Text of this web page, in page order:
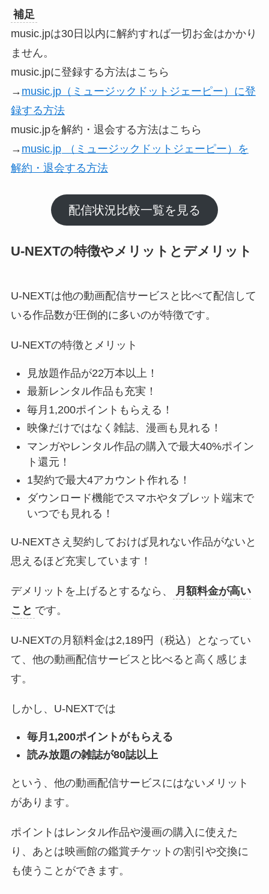
補足
music.jpは30日以内に解約すれば一切お金はかかり
ません。
music.jpに登録する方法はこちら
→ music.jp（ミュージックドットジェーピー）に登
録する方法
music.jpを解約・退会する方法はこちら
→ music.jp （ミュージックドットジェーピー）を
解約・退会する方法
配信状況比較一覧を見る
U-NEXTの特徴やメリットとデメリット
U-NEXTは他の動画配信サービスと比べて配信して
いる作品数が圧倒的に多いのが特徴です。
U-NEXTの特徴とメリット
見放題作品が22万本以上！
最新レンタル作品も充実！
毎月1,200ポイントもらえる！
映像だけではなく雑誌、漫画も見れる！
マンガやレンタル作品の購入で最大40%ポイン
ト還元！
1契約で最大4アカウント作れる！
ダウンロード機能でスマホやタブレット端末で
いつでも見れる！
U-NEXTさえ契約しておけば見れない作品がないと
思えるほど充実しています！
デメリットを上げるとするなら、
月額料金が高い
こと です。
U-NEXTの月額料金は2,189円（税込）となってい
て、他の動画配信サービスと比べると高く感じま
す。
しかし、U-NEXTでは
毎月1,200ポイントがもらえる
読み放題の雑誌が80誌以上
という、他の動画配信サービスにはないメリット
があります。
ポイントはレンタル作品や漫画の購入に使えた
り、あとは映画館の鑑賞チケットの割引や交換に
も使うことができます。